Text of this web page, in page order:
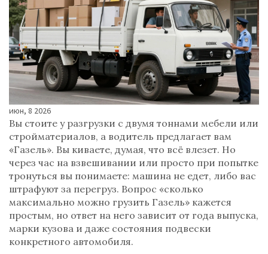
июн, 8 2026
Вы стоите у разгрузки с двумя тоннами мебели или
стройматериалов, а водитель предлагает вам
«Газель». Вы киваете, думая, что всё влезет. Но
через час на взвешивании или просто при попытке
тронуться вы понимаете: машина не едет, либо вас
штрафуют за перегруз. Вопрос «сколько
максимально можно грузить Газель» кажется
простым, но ответ на него зависит от года выпуска,
марки кузова и даже состояния подвески
конкретного автомобиля.